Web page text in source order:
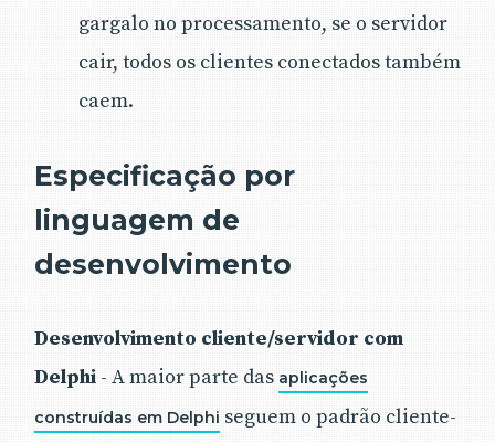
gargalo no processamento, se o servidor
cair, todos os clientes conectados também
caem.
Especificação por
linguagem de
desenvolvimento
Desenvolvimento cliente/servidor com
Delphi - A maior parte das aplicações
construídas em Delphi seguem o padrão cliente-